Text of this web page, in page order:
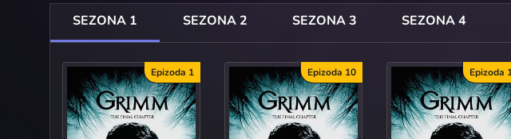
SEZONA 1 SEZONA 2 SEZONA 3 SEZONA 4
Epizoda 1 Epizoda 10 Epizoda